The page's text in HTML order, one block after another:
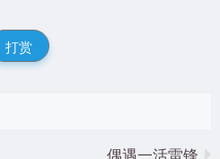
打赏
偶遇一活雷锋..